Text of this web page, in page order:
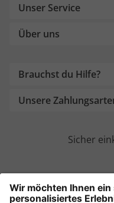
Unser Service
Über uns
Brauchst du Hilfe?
Unsere
Sicher
Weitere Onlineshops